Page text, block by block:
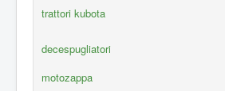
trattori kubota
decespugliatori
motozappa